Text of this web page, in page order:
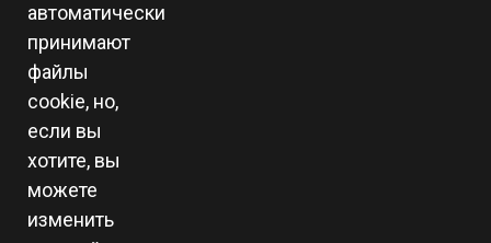
автоматически
принимают
файлы
cookie, но,
если вы
хотите, вы
можете
изменить